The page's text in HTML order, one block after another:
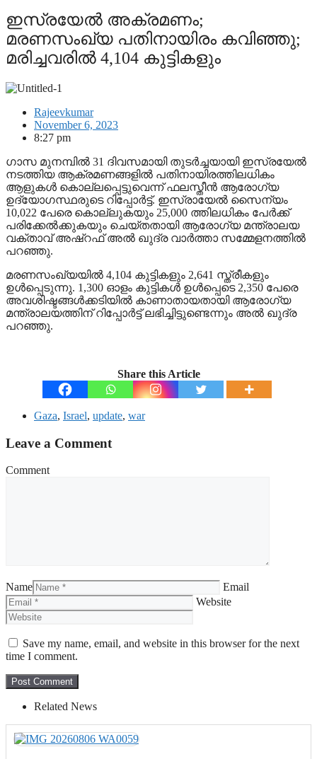
ഇസ്രയേല്‍ അക്രമണം;
മരണസംഖ്യ പതിനായിരം കവിഞ്ഞു;
മരിച്ചവരില്‍ 4,104 കുട്ടികളും
Rajeevkumar
November 6, 2023
8:27 pm
ഗാസ മുനമ്പില്‍ 31 ദിവസമായി തുടര്‍ച്ചയായി ഇസ്രയേല്‍
നടത്തിയ ആക്രമണങ്ങളില്‍ പതിനായിരത്തിലധികം
ആളുകള്‍ കൊല്ലപ്പെട്ടുവെന്ന് ഫലസ്തീന്‍ ആരോഗ്യ
ഉദ്യോഗസ്ഥരുടെ റിപ്പോര്‍ട്ട്. ഇസ്രായേല്‍ സൈന്യം
10,022 പേരെ കൊല്ലുകയും 25,000 ത്തിലധികം പേര്‍ക്ക്
പരിക്കേല്‍ക്കുകയും ചെയ്തതായി ആരോഗ്യ മന്ത്രാലയ
വക്താവ് അഷ്റഫ് അല്‍ ഖുദ്ര വാര്‍ത്താ സമ്മേളനത്തില്‍
പറഞ്ഞു.
മരണസംഖ്യയില്‍ 4,104 കുട്ടികളും 2,641 സ്ത്രീകളും
ഉള്‍പ്പെടുന്നു. 1,300 ഓളം കുട്ടികള്‍ ഉള്‍പ്പെടെ 2,350 പേരെ
അവശിഷ്ടങ്ങള്‍ക്കടിയില്‍ കാണാതായതായി ആരോഗ്യ
മന്ത്രാലയത്തിന് റിപ്പോര്‍ട്ട് ലഭിച്ചിട്ടുണ്ടെന്നും അല്‍ ഖുദ്ര
പറഞ്ഞു.
Share this Article
Gaza, Israel, update, war
Leave a Comment
Comment
Name
Email
Website
Save my name, email, and website in this browser for the next
time I comment.
Related News